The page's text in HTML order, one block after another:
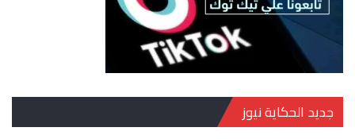
جديد الحكاية نيوز